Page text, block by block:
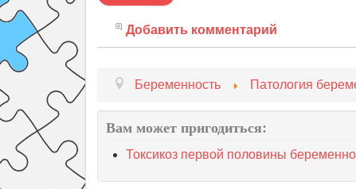
Добавить комментарий
Беременность Патология
Вам может пригодиться:
Токсикоз первой половины